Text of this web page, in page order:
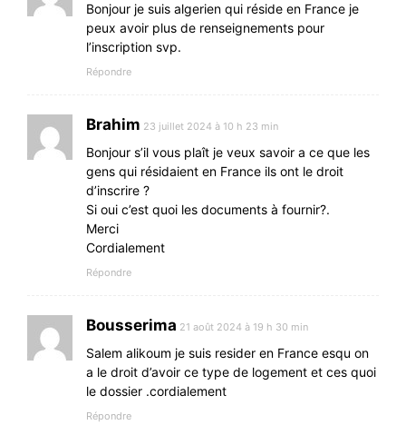
Bonjour je suis algerien qui réside en France je
peux avoir plus de renseignements pour
l’inscription svp.
Répondre
Brahim 23 juillet 2024 à 10 h 23 min
Bonjour s’il vous plaît je veux savoir a ce que les
gens qui résidaient en France ils ont le droit
d’inscrire ?
Si oui c’est quoi les documents à fournir?.
Merci
Cordialement
Répondre
Bousserima 21 août 2024 à 19 h 30 min
Salem alikoum je suis resider en France esqu on
a le droit d’avoir ce type de logement et ces quoi
le dossier .cordialement
Répondre